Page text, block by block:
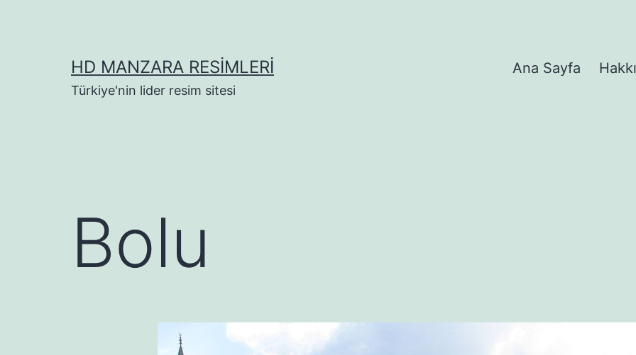
HD MANZARA RESIMLERI
Türkiye'nin lider resim sitesi
Ana Sayfa
Bolu